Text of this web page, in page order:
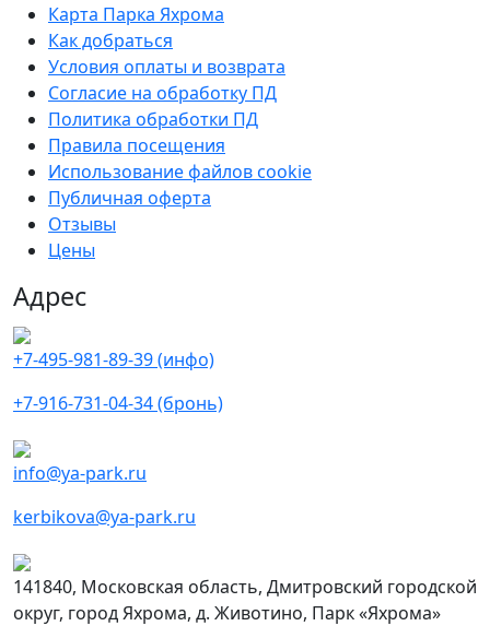
Карта Парка Яхрома
Как добраться
Условия оплаты и возврата
Согласие на обработку ПД
Политика обработки ПД
Правила посещения
Использование файлов cookie
Публичная оферта
Отзывы
Цены
Адрес
+7-495-981-89-39 (инфо)
+7-916-731-04-34 (бронь)
info@ya-park.ru
kerbikova@ya-park.ru
141840, Московская область, Дмитровский городской
округ, город Яхрома, д. Животино, Парк «Яхрома»